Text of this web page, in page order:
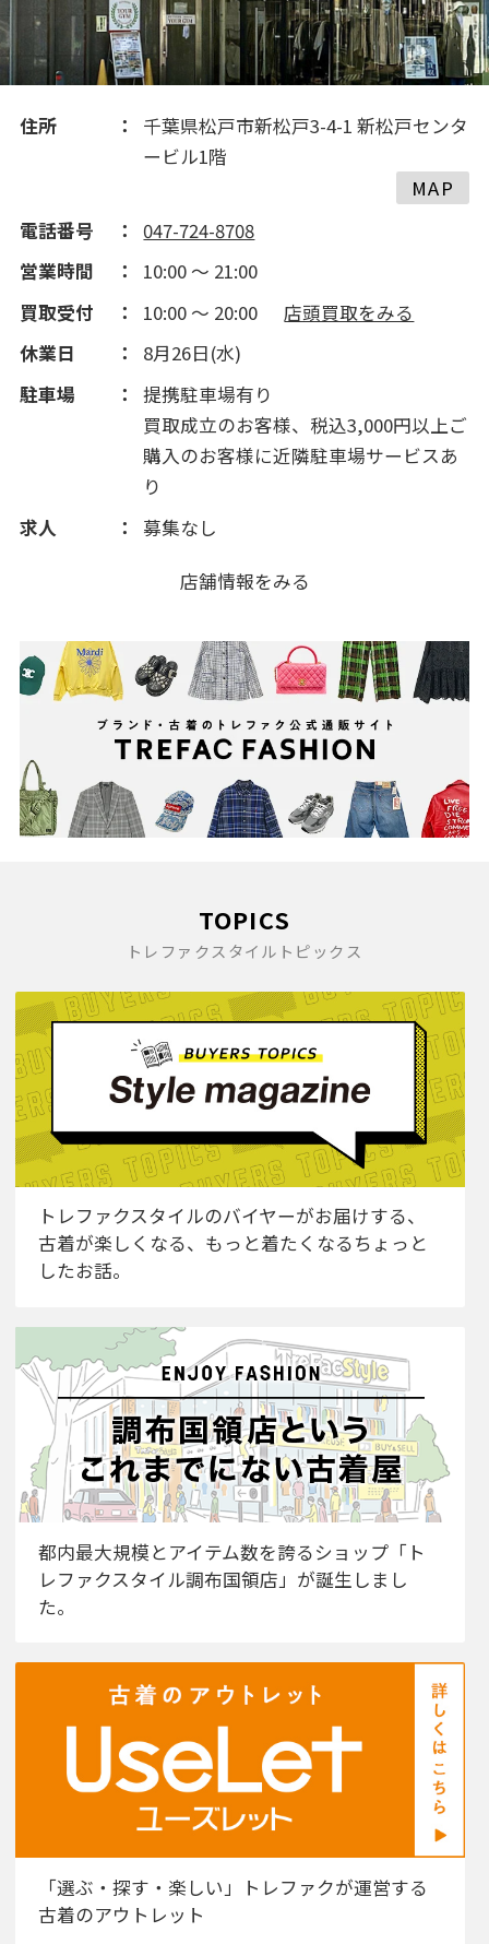
住所
千葉県松戸市新松戸3-4-1 新松戸センタ
ービル1階
MAP
電話番号
047-724-8708
営業時間
10:00 ～ 21:00
買取受付
10:00 ～ 20:00
店頭買取をみる
休業日
8月26日(水)
駐車場
提携駐車場有り
買取成立のお客様、税込3,000円以上ご
購入のお客様に近隣駐車場サービスあ
り
求人
募集なし
店舗情報をみる
TOPICS
トレファクスタイルトピックス
トレファクスタイルのバイヤーがお届けする、
古着が楽しくなる、もっと着たくなるちょっと
したお話。
都内最大規模とアイテム数を誇るショップ「ト
レファクスタイル調布国領店」が誕生しまし
た。
「選ぶ・探す・楽しい」トレファクが運営する
古着のアウトレット